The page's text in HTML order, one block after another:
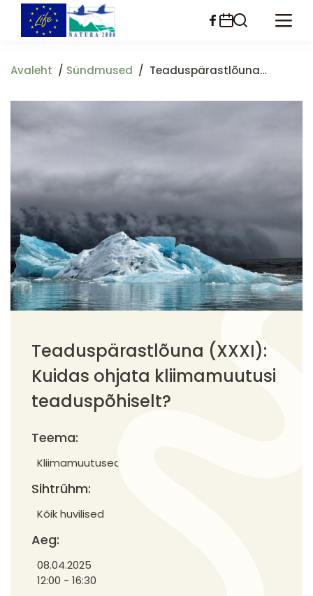
Liigu
edasi
põhisisu
Avaleht Sündmused Teaduspärastlõuna (XXXI): Kuidas Ohjata Kliimamuutusi Teaduspõhiselt?
Teaduspärastlõuna (XXXI):
Kuidas ohjata kliimamuutusi
teaduspõhiselt?
Teema:
Kliimamuutused
Sihtrühm:
Kõik huvilised
Aeg:
08.04.2025
12:00 - 16:30